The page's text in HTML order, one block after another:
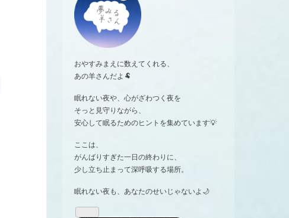
おやすみまえに数えてくれる、
あの羊さんだよ🐏
眠れない夜や、心がざわつく夜を
そっと見守りながら、
安心して眠るためのヒントを集めています💡
ここは、
がんばりすぎた一日の終わりに、
少し立ち止まって深呼吸する場所。
眠れない夜も、あなたのせいじゃないよ🌙